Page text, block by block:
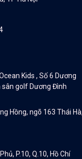
Kids , Số 6 Dương
sân golf Dương Đình
Hồng, ngõ 163 Thái
P.10, Q.10, Hồ Chí